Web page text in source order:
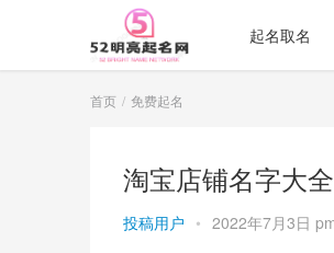
起名取名
首页 免费起名
淘宝店铺名字大
投稿用户 • 2022年7月3日